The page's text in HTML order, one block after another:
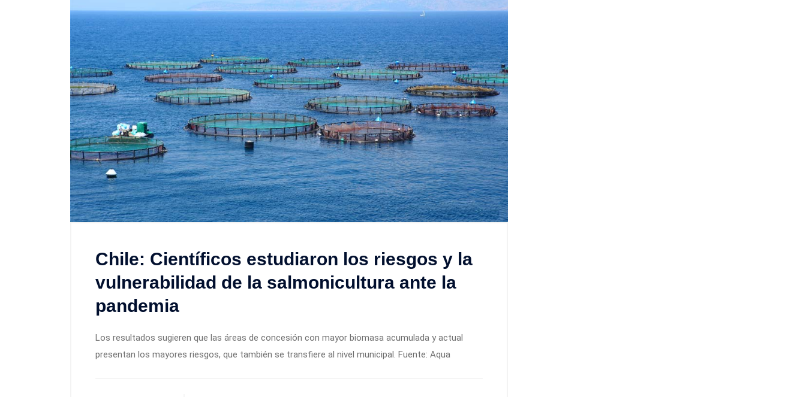
Chile: Científicos estudiaron los riesgos y la
vulnerabilidad de la salmonicultura ante la
pandemia
Los resultados sugieren que las áreas de concesión con mayor biomasa acumulada y actual
presentan los mayores riesgos, que también se transfiere al nivel municipal. Fuente: Aqua